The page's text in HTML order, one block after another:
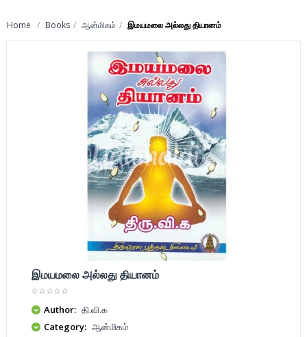
Home Books ஆன்மிகம் இமயமலை அல்லது தியானம்
இமயமலை அல்லது தியானம்
Author: தி.வி.க
Category: ஆன்மிகம்